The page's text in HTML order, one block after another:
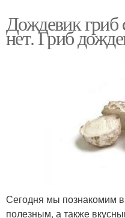
Дождевик гриб
нет. Гриб
Сегодня мы познакомим
полезным, а также